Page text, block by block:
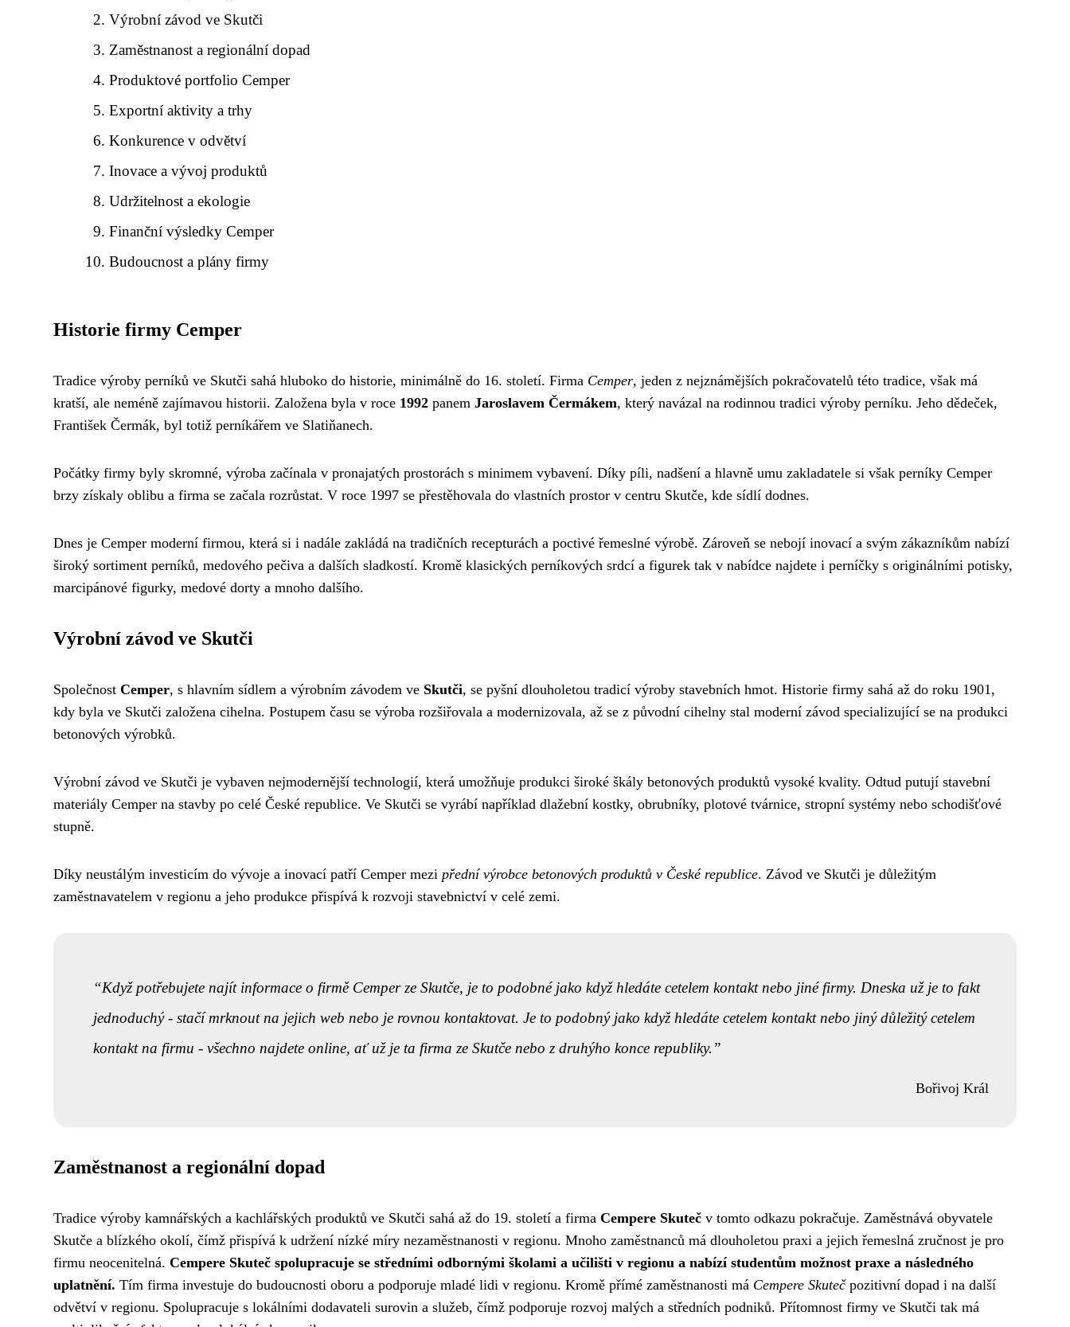
Výrobní závod ve Skutči
Zaměstnanost a regionální dopad
Produktové portfolio Cemper
Exportní aktivity a trhy
Konkurence v odvětví
Inovace a vývoj produktů
Udržitelnost a ekologie
Finanční výsledky Cemper
Budoucnost a plány firmy
Historie firmy Cemper
Tradice výroby perníků ve Skutči sahá hluboko do historie, minimálně do 16. století. Firma Cemper, jeden z nejznámějších pokračovatelů této tradice, však má
kratší, ale neméně zajímavou historii. Založena byla v roce 1992 panem Jaroslavem Čermákem, který navázal na rodinnou tradici výroby perníku. Jeho dědeček,
František Čermák, byl totiž perníkářem ve Slatiňanech.
Počátky firmy byly skromné, výroba začínala v pronajatých prostorách s minimem vybavení. Díky píli, nadšení a hlavně umu zakladatele si však perníky Cemper
brzy získaly oblibu a firma se začala rozrůstat. V roce 1997 se přestěhovala do vlastních prostor v centru Skutče, kde sídlí dodnes.
Dnes je Cemper moderní firmou, která si i nadále zakládá na tradičních recepturách a poctivé řemeslné výrobě. Zároveň se nebojí inovací a svým zákazníkům nabízí
široký sortiment perníků, medového pečiva a dalších sladkostí. Kromě klasických perníkových srdcí a figurek tak v nabídce najdete i perníčky s originálními potisky,
marcipánové figurky, medové dorty a mnoho dalšího.
Výrobní závod ve Skutči
Společnost Cemper, s hlavním sídlem a výrobním závodem ve Skutči, se pyšní dlouholetou tradicí výroby stavebních hmot. Historie firmy sahá až do roku 1901,
kdy byla ve Skutči založena cihelna. Postupem času se výroba rozšiřovala a modernizovala, až se z původní cihelny stal moderní závod specializující se na produkci
betonových výrobků.
Výrobní závod ve Skutči je vybaven nejmodernější technologií, která umožňuje produkci široké škály betonových produktů vysoké kvality. Odtud putují stavební
materiály Cemper na stavby po celé České republice. Ve Skutči se vyrábí například dlažební kostky, obrubníky, plotové tvárnice, stropní systémy nebo schodišťové
stupně.
Díky neustálým investicím do vývoje a inovací patří Cemper mezi přední výrobce betonových produktů v České republice. Závod ve Skutči je důležitým
zaměstnavatelem v regionu a jeho produkce přispívá k rozvoji stavebnictví v celé zemi.
Když potřebujete najít informace o firmě Cemper ze Skutče, je to podobné jako když hledáte cetelem kontaktnebo jiné firmy. Dneska už je to fakt
jednoduchý - stačí mrknout na jejich web nebo je rovnou kontaktovat. Je to podobný jako když hledáte cetelem kontakt nebo jiný důležitý cetelem
kontakt na firmu - všechno najdete online, ať už je ta firma ze Skutče nebo z druhýho konce republiky.
Bořivoj Král
Zaměstnanost a regionální dopad
Tradice výroby kamnářských a kachlářských produktů ve Skutči sahá až do 19. století a firma Cempere Skuteč v tomto odkazu pokračuje. Zaměstnává obyvatele
Skutče a blízkého okolí, čímž přispívá k udržení nízké míry nezaměstnanosti v regionu. Mnoho zaměstnanců má dlouholetou praxi a jejich řemeslná zručnost je pro
firmu neocenitelná. Cempere Skuteč spolupracuje se středními odbornými školami a učilišti v regionu a nabízí studentům možnost praxe a následného
uplatnění. Tím firma investuje do budoucnosti oboru a podporuje mladé lidi v regionu. Kromě přímé zaměstnanosti má Cempere Skutečpozitivní dopad i na další
odvětví v regionu. Spolupracuje s lokálními dodavateli surovin a služeb, čímž podporuje rozvoj malých a středních podniků. Přítomnost firmy ve Skutči tak má